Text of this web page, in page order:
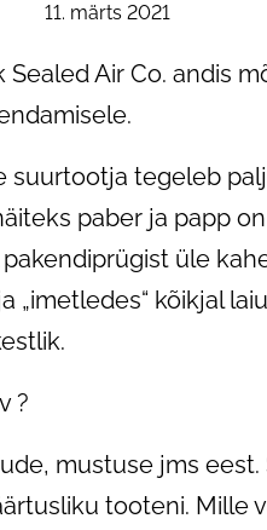
11. märts 2021
Air Co. andis
tegeleb
paber ja papp
üle
„imetledes“ kõikjal
?
mustuse jms
tooteni. Mille